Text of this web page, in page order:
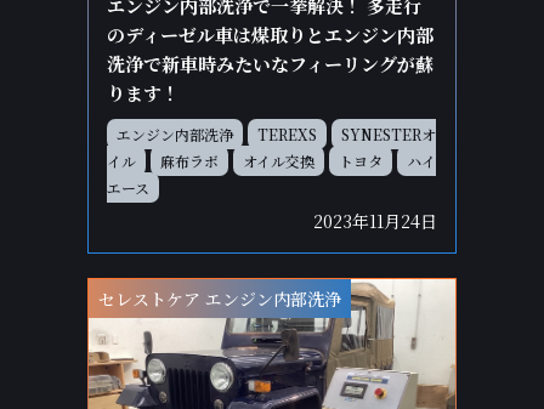
エンジン内部洗浄で一挙解決！ 多走行
のディーゼル車は煤取りとエンジン内部
洗浄で新車時みたいなフィーリングが蘇
ります！
エンジン内部洗浄 TEREXS
SYNESTERオ
イル
麻布ラボ オイル交換 トヨタ
ハイ
エース
2023年11月24日
セレストケア エンジン内部洗浄